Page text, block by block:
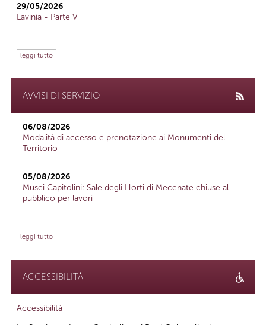
29/05/2026
Lavinia - Parte V
leggi tutto
AVVISI DI SERVIZIO
06/08/2026
Modalità di accesso e prenotazione ai Monumenti del
Territorio
05/08/2026
Musei Capitolini: Sale degli Horti di Mecenate chiuse al
pubblico per lavori
leggi tutto
ACCESSIBILITÀ
Accessibilità